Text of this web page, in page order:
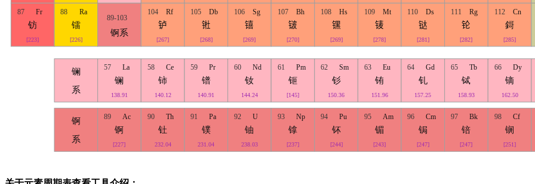
87 Fr
钫
[223]
88 Ra
镭
[226]
89-103
锕系
104 Rf
𬬻
[267]
105 Db
𬭊
[268]
106 Sg
𬭳
[269]
107 Bh
𬭛
[270]
108 Hs
𬭶
[269]
109 Mt
鿏
[278]
110 Ds
𫟼
[281]
111 Rg
𬬭
[282]
112 Cn
鎶
[285]
镧
系
57 La
镧
138.91
58 Ce
铈
140.12
59 Pr
镨
140.91
60 Nd
钕
144.24
61 Pm
钷
[145]
62 Sm
钐
150.36
63 Eu
铕
151.96
64 Gd
钆
157.25
65 Tb
铽
158.93
66 Dy
镝
162.50
锕
系
89 Ac
锕
[227]
90 Th
钍
232.04
91 Pa
镤
231.04
92 U
铀
238.03
93 Np
镎
[237]
94 Pu
钚
[244]
95 Am
镅
[243]
96 Cm
锔
[247]
97 Bk
锫
[247]
98 Cf
锎
[251]